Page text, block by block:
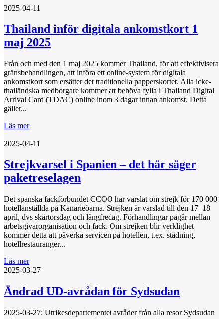
2025-04-11
Thailand inför digitala ankomstkort 1
maj 2025
Från och med den 1 maj 2025 kommer Thailand, för att effektivisera
gränsbehandlingen, att införa ett online-system för digitala
ankomstkort som ersätter det traditionella papperskortet. Alla icke-
thailändska medborgare kommer att behöva fylla i Thailand Digital
Arrival Card (TDAC) online inom 3 dagar innan ankomst. Detta
gäller...
Läs mer
2025-04-11
Strejkvarsel i Spanien – det här säger
paketreselagen
Det spanska fackförbundet CCOO har varslat om strejk för 170 000
hotellanställda på Kanarieöarna. Strejken är varslad till den 17–18
april, dvs skärtorsdag och långfredag. Förhandlingar pågår mellan
arbetsgivarorganisation och fack. Om strejken blir verklighet
kommer detta att påverka servicen på hotellen, t.ex. städning,
hotellrestauranger...
Läs mer
2025-03-27
Ändrad UD-avrådan för Sydsudan
2025-03-27: Utrikesdepartementet avråder från alla resor Sydsudan